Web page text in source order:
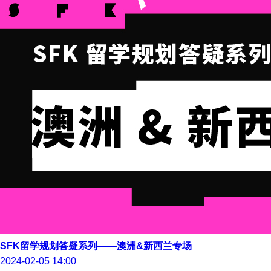
SFK留学规划答疑系列——澳洲&新西兰专场
2024-02-05 14:00